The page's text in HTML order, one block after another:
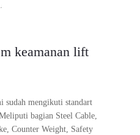
keamanan lift
sudah mengikuti standart
bagian Steel Cable,
Counter Weight, Safety